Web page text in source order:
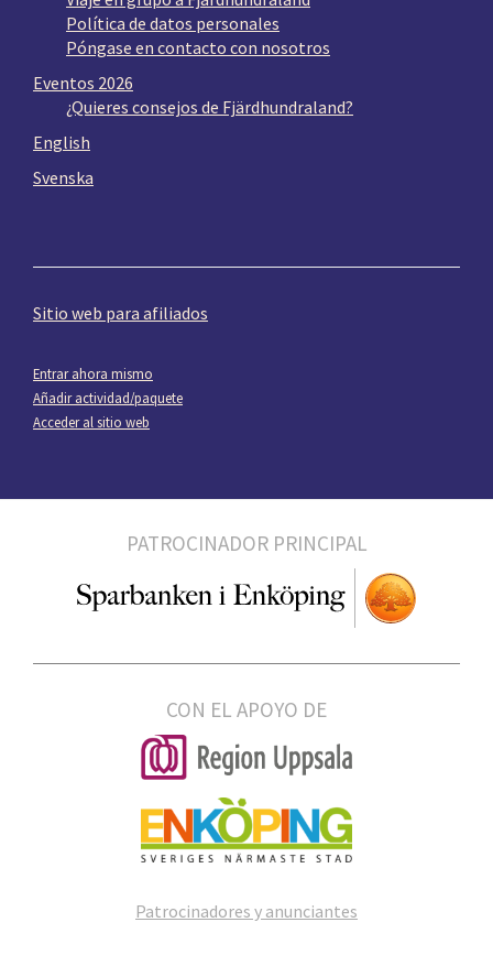
Política de datos personales
Póngase en contacto con nosotros
Eventos 2026
¿Quieres consejos de Fjärdhundraland?
English
Svenska
Sitio web para afiliados
Entrar ahora mismo
Añadir actividad/paquete
Acceder al sitio web
PATROCINADOR PRINCIPAL
CON EL APOYO DE
Patrocinadores y anunciantes